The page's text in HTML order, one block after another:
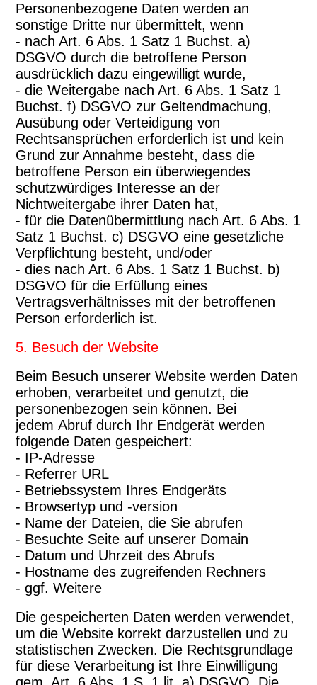
Personenbezogene Daten werden an
sonstige Dritte nur übermittelt, wenn
- nach Art. 6 Abs. 1 Satz 1 Buchst. a)
DSGVO durch die betroffene Person
ausdrücklich dazu eingewilligt wurde,
- die Weitergabe nach Art. 6 Abs. 1 Satz 1
Buchst. f) DSGVO zur Geltendmachung,
Ausübung oder Verteidigung von
Rechtsansprüchen erforderlich ist und kein
Grund zur Annahme besteht, dass die
betroffene Person ein überwiegendes
schutzwürdiges Interesse an der
Nichtweitergabe ihrer Daten hat,
- für die Datenübermittlung nach Art. 6 Abs. 1
Satz 1 Buchst. c) DSGVO eine gesetzliche
Verpflichtung besteht, und/oder
- dies nach Art. 6 Abs. 1 Satz 1 Buchst. b)
DSGVO für die Erfüllung eines
Vertragsverhältnisses mit der betroffenen
Person erforderlich ist.
5. Besuch der Website
Beim Besuch unserer Website werden Daten
erhoben, verarbeitet und genutzt, die
personenbezogen sein können. Bei
jedem Abruf durch Ihr Endgerät werden
folgende Daten gespeichert:
- IP-Adresse
- Referrer URL
- Betriebssystem Ihres Endgeräts
- Browsertyp und -version
- Name der Dateien, die Sie abrufen
- Besuchte Seite auf unserer Domain
- Datum und Uhrzeit des Abrufs
- Hostname des zugreifenden Rechners
- ggf. Weitere
Die gespeicherten Daten werden verwendet,
um die Website korrekt darzustellen und zu
statistischen Zwecken. Die Rechtsgrundlage
für diese Verarbeitung ist Ihre Einwilligung